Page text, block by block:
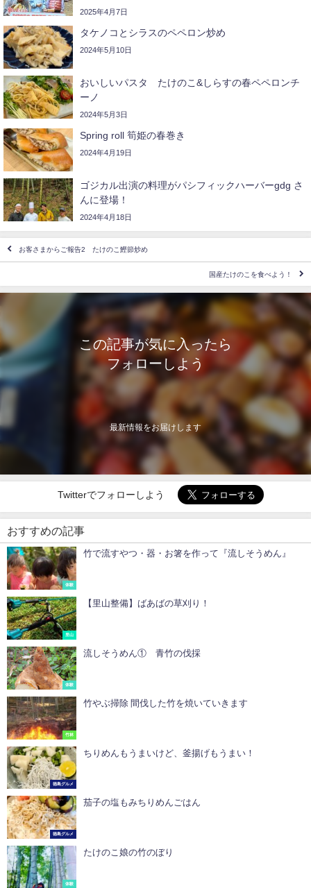
2025年4月7日
タケノコとシラスのペペロン炒め
2024年5月10日
おいしいパスタ たけのこ&しらすの春ペペロンチ
ーノ
2024年5月3日
Spring roll 筍姫の春巻き
2024年4月19日
ゴジカル出演の料理がパシフィックハーバーgdg さ
んに登場！
2024年4月18日
お客さまからご報告2 たけのこ鰹節炒め
国産たけのこを食べよう！
この記事が気に入ったら
フォローしよう
最新情報をお届けします
Twitterでフォローしよう
おすすめの記事
体験
竹で流すやつ・器・お箸を作って『流しそうめん』
里山
【里山整備】ばあばの草刈り！
体験
流しそうめん① 青竹の伐採
竹林
竹やぶ掃除 間伐した竹を焼いていきます
徳島グルメ
ちりめんもうまいけど、釜揚げもうまい！
徳島グルメ
茄子の塩もみちりめんごはん
体験
たけのこ娘の竹のぼり